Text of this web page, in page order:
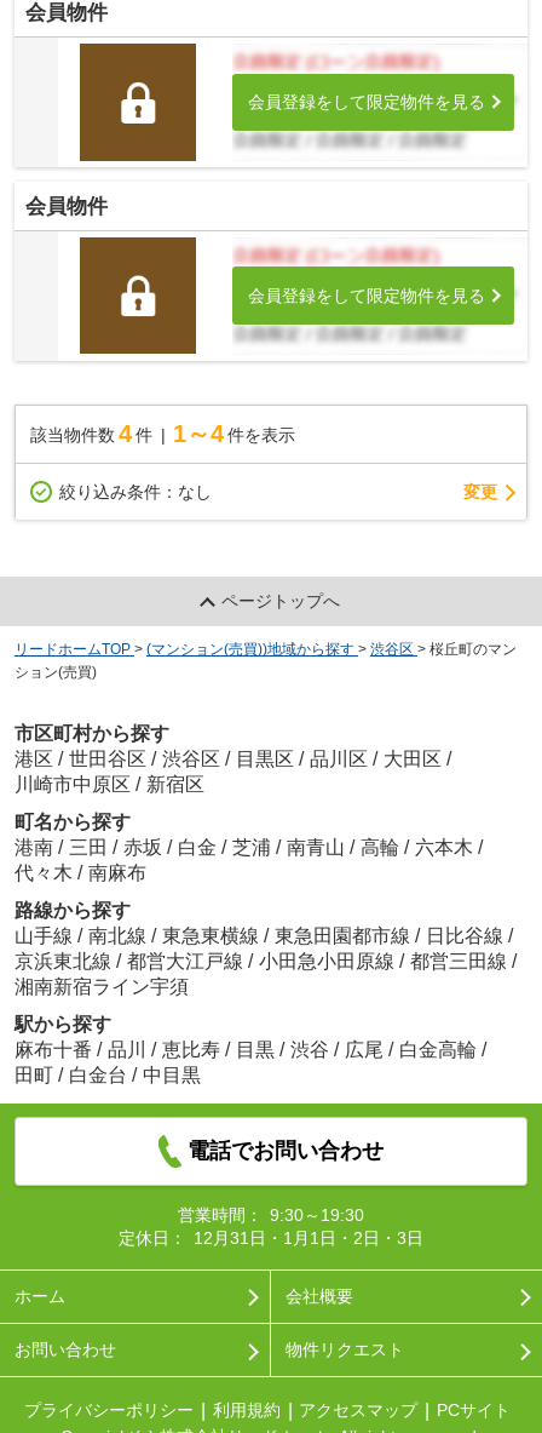
会員物件
会員登録をして限定物件を見る
会員物件
会員登録をして限定物件を見る
該当物件数 4件 1～4 件を表示
絞り込み条件： なし 変更
ページトップへ
リードホームTOP > (マンション(売買))地域から探す > 渋谷区 > 桜丘町のマン
ション(売買)
市区町村から探す
港区 / 世田谷区 / 渋谷区 / 目黒区 / 品川区 / 大田区 /
川崎市中原区 / 新宿区
町名から探す
港南 / 三田 / 赤坂 / 白金 / 芝浦 / 南青山 / 高輪 / 六本木 /
代々木 / 南麻布
路線から探す
山手線 / 南北線 / 東急東横線 / 東急田園都市線 / 日比谷線 /
京浜東北線 / 都営大江戸線 / 小田急小田原線 / 都営三田線 /
湘南新宿ライン宇須
駅から探す
麻布十番 / 品川 / 恵比寿 / 目黒 / 渋谷 / 広尾 / 白金高輪 /
田町 / 白金台 / 中目黒
電話でお問い合わせ
営業時間：
9:30～19:30
定休日：
12月31日・1月1日・2日・3日
ホーム 会社概要
お問い合わせ 物件リクエスト
プライバシーポリシー 利用規約 アクセスマップ
PCサイト